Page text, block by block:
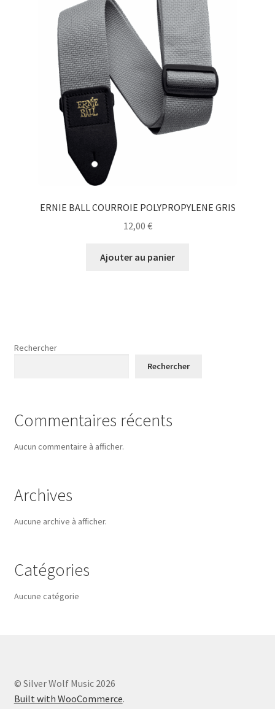
ERNIE BALL COURROIE POLYPROPYLENE GRIS
12,00 €
Ajouter au panier
Rechercher
Rechercher
Commentaires récents
Aucun commentaire à afficher.
Archives
Aucune archive à afficher.
Catégories
Aucune catégorie
© Silver Wolf Music 2026
Built with WooCommerce.